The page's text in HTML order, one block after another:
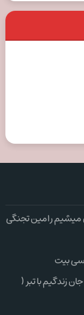
میشیم رامین تجنگی
بیت
زندگیم با تبر (